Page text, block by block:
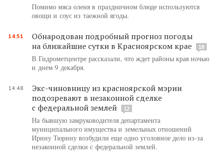
Помимо мяса оленя в праздничном блюде используются
овощи и соус из таежной ягоды.
14:51
Обнародован подробный прогноз погоды
на ближайшие сутки в Красноярском крае
18
В Гидрометцентре рассказали, что ждет районы края ночью
и днем 9 декабря.
14:48
Экс-чиновницу из красноярской мэрии
подозревают в незаконной сделке
с федеральной землей
12
На бывшую замруководителя департамента
муниципального имущества и земельных отношений
Ирину Тюрину возбудили еще одно уголовное дело из-за
незаконной сделки с федеральной землей.